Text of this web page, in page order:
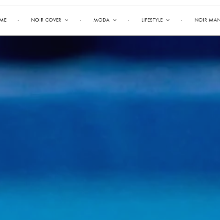
NOIR COVER MODA LIFESTYLE NOIR